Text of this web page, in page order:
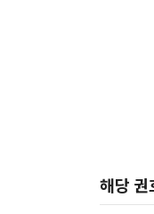
해당 권